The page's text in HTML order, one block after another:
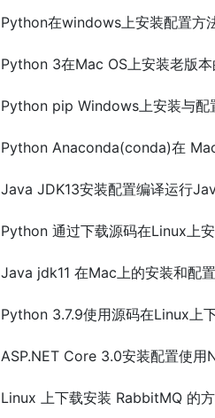
Python在windows上安装配置方
Python 3在Mac OS上安装老版
Python pip Windows上安装与
Python Anaconda(conda)在
Java JDK13安装配置编译运行
Python 通过下载源码在Linux上
Java jdk11 在Mac上的安装和配
Python 3.7.9使用源码在Linux上
ASP.NET Core 3.0安装配置使用
Linux 上下载安装 RabbitMQ 的